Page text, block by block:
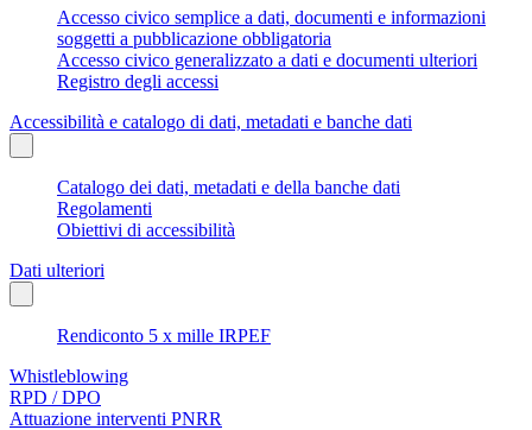
Accesso civico semplice a dati, documenti e informazioni
soggetti a pubblicazione obbligatoria
Accesso civico generalizzato a dati e documenti ulteriori
Registro degli accessi
Accessibilità e catalogo di dati, metadati e banche dati
Catalogo dei dati, metadati e della banche dati
Regolamenti
Obiettivi di accessibilità
Dati ulteriori
Rendiconto 5 x mille IRPEF
Whistleblowing
RPD / DPO
Attuazione interventi PNRR